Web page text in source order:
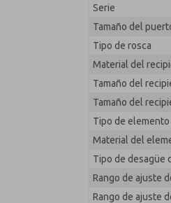
Serie
Tamaño del
Tipo de rosca
Material del
Tamaño del
Tamaño del
Tipo de
Material del
Tipo de desagüe
Rango de ajuste
Rango de ajuste